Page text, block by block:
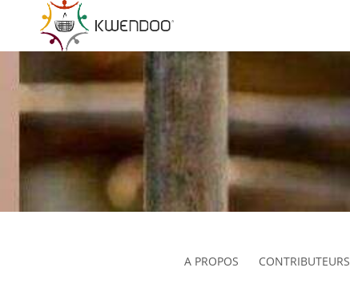
A PROPOS CONTRIBUTEURS